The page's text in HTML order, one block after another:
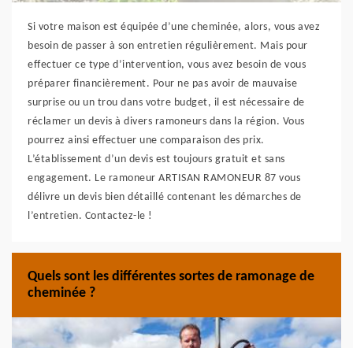
Si votre maison est équipée d’une cheminée, alors, vous avez
besoin de passer à son entretien régulièrement. Mais pour
effectuer ce type d’intervention, vous avez besoin de vous
préparer financièrement. Pour ne pas avoir de mauvaise
surprise ou un trou dans votre budget, il est nécessaire de
réclamer un devis à divers ramoneurs dans la région. Vous
pourrez ainsi effectuer une comparaison des prix.
L’établissement d’un devis est toujours gratuit et sans
engagement. Le ramoneur ARTISAN RAMONEUR 87 vous
délivre un devis bien détaillé contenant les démarches de
l’entretien. Contactez-le !
Quels sont les différentes sortes de ramonage de
cheminée ?